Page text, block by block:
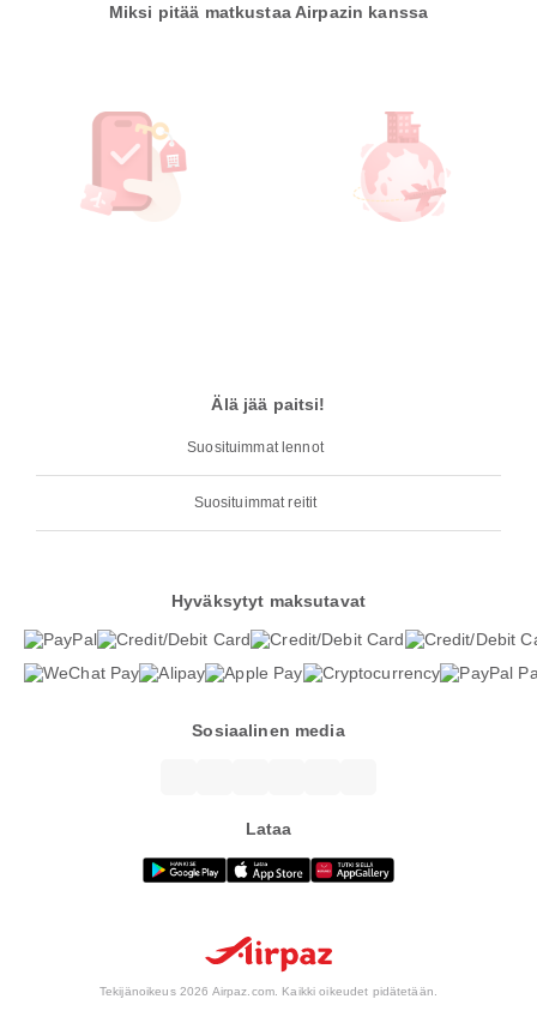
Miksi pitää matkustaa Airpazin kanssa
Älä jää paitsi!
Suosituimmat lennot
Suosituimmat reitit
Hyväksytyt maksutavat
Sosiaalinen media
Lataa
Tekijänoikeus 2026 Airpaz.com. Kaikki oikeudet pidätetään.